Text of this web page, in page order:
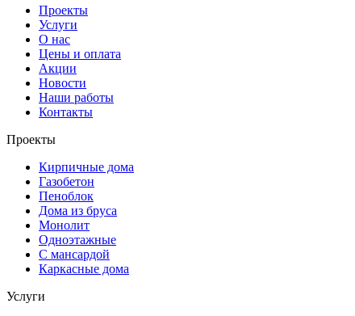
Проекты
Услуги
О нас
Цены и оплата
Акции
Новости
Наши работы
Контакты
Проекты
Кирпичные дома
Газобетон
Пеноблок
Дома из бруса
Монолит
Одноэтажные
С мансардой
Каркасные дома
Услуги